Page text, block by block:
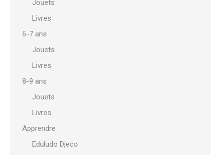
Jouets
Livres
6-7 ans
Jouets
Livres
8-9 ans
Jouets
Livres
Apprendre
Eduludo Djeco